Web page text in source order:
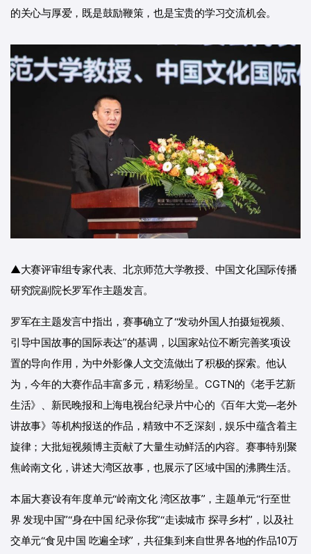
的关心与厚爱，既是鼓励鞭策，也是宝贵的学习交流机会。
▲大赛评审组专家代表、北京师范大学教授、中国文化国际传播
研究院副院长罗军作主题发言。
罗军在主题发言中指出，赛事确立了“发动外国人拍摄短视频、
引导中国故事的国际表达”的基调，以国家站位不断完善奖项设
置的导向作用，为中外影像人文交流做出了积极的探索。他认
为，今年的大赛作品丰富多元，精彩纷呈。CGTN的《老手艺新
生活》、新民晚报和上海电视台纪录片中心的《百年大党—老外
讲故事》等机构报送的作品，精致中不乏深刻，娱乐中蕴含着主
旋律；大批短视频博主贡献了大量生动鲜活的内容。赛事特别聚
焦岭南文化，讲述大湾区故事，也展示了区域中国的沸腾生活。
本届大赛设有年度单元“岭南文化 湾区故事”，主题单元“行至世
界 发现中国”“身在中国 纪录你我”“走读城市 探寻乡村”，以及社
交单元“食见中国 吃遍全球”，共征集到来自世界各地的作品10万